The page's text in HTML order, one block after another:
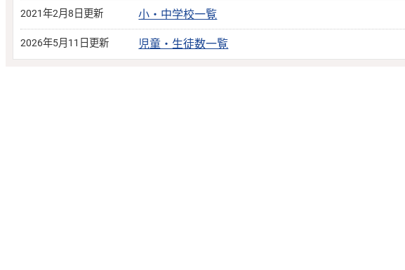
2021年2月8日更新 小・中学校一覧
2026年5月11日更新 児童・生徒数一覧